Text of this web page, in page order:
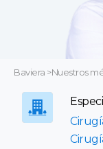
Baviera >Nuestros